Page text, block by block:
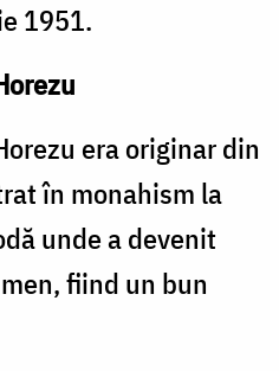
1951.
era originar din
în monahism la
unde a devenit
fiind un bun